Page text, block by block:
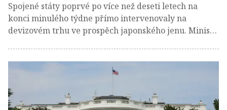
Spojené státy poprvé po více než deseti letech na
konci minulého týdne přímo intervenovaly na
devizovém trhu ve prospěch japonského jenu. Ministr
spojenci, zachraňuje i americké exportéry, trh
státních dluhopisů nebo globální kapitálové toky.
Slabý jen totiž znamená velký problém.